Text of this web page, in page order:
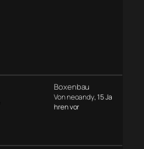
Boxenbau
Von neoandy, 15 Ja
hren vor